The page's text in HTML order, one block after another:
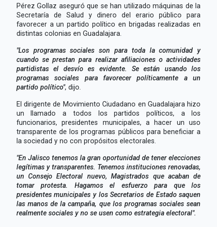
Pérez Gollaz aseguró que se han utilizado máquinas de la
Secretaría de Salud y dinero del erario público para
favorecer a un partido político en brigadas realizadas en
distintas colonias en Guadalajara.
"Los programas sociales son para toda la comunidad y
cuando se prestan para realizar afiliaciones o actividades
partidistas el desvío es evidente. Se están usando los
programas sociales para favorecer políticamente a un
partido político", dijo.
El dirigente de Movimiento Ciudadano en Guadalajara hizo
un llamado a todos los partidos políticos, a los
funcionarios, presidentes municipales, a hacer un uso
transparente de los programas públicos para beneficiar a
la sociedad y no con propósitos electorales.
"En Jalisco tenemos la gran oportunidad de tener elecciones
legítimas y transparentes. Tenemos instituciones renovadas,
un Consejo Electoral nuevo, Magistrados que acaban de
tomar protesta. Hagamos el esfuerzo para que los
presidentes municipales y los Secretarios de Estado saquen
las manos de la campaña, que los programas sociales sean
realmente sociales y no se usen como estrategia electoral".